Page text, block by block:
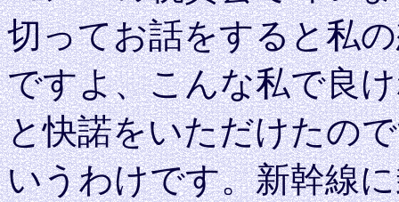
切ってお話をすると私
ですよ、こんな私で良
と快諾をいただけたの
いうわけです。新幹線